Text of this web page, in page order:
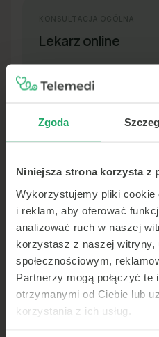
Zgoda
Niniejsza strona korzysta z
Wykorzystujemy pliki cookie
i reklam, aby oferować
analizować ruch w naszej
korzystasz z naszej witryny,
społecznościowym,
Partnerzy mogą połączyć
otrzymanymi od Ciebie lub
korzystania z ich usług.
Lekarz online
Lekarz pierwszego kontaktu w
minut — wideo, telefon lub